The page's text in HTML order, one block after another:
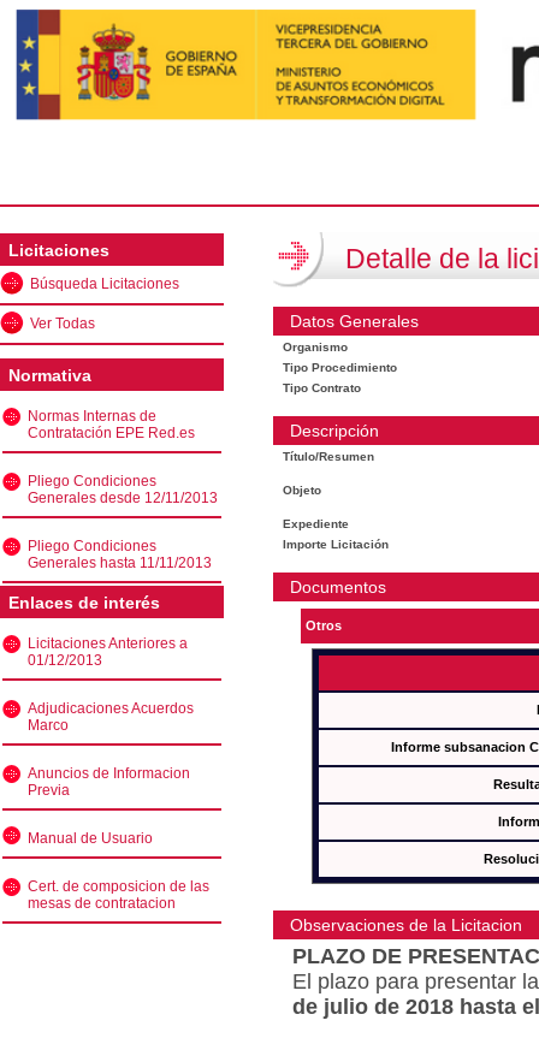
Licitaciones
Búsqueda Licitaciones
Ver Todas
Normativa
Normas Internas de
Contratación EPE Red.es
Pliego Condiciones
Generales desde 12/11/2013
Pliego Condiciones
Generales hasta 11/11/2013
Enlaces de interés
Licitaciones Anteriores a
01/12/2013
Adjudicaciones Acuerdos
Marco
Anuncios de Informacion
Previa
Manual de Usuario
Cert. de composicion de las
mesas de contratacion
Detalle de la
Datos Generales
Organismo
Tipo Procedimiento
Tipo Contrato
Descripción
Título/Resumen
Objeto
Expediente
Importe Licitación
Documentos
Otros
Informe subsanacion
Observaciones de la Licitacion
PLAZO DE
El plazo para presentar
de julio de 2018 hasta